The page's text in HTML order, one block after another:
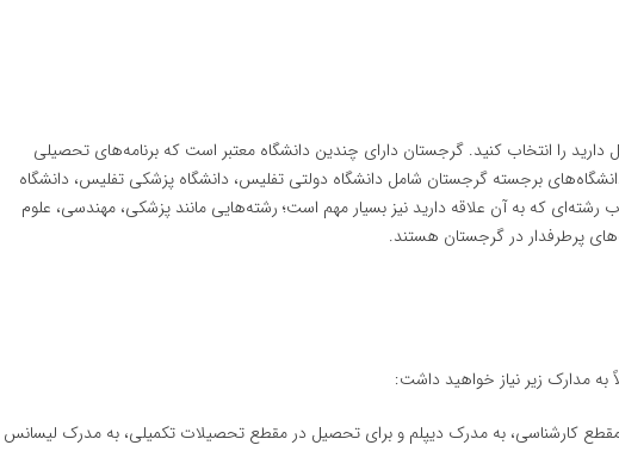
دارید را انتخاب کنید. گرجستان دارای چندین دانشگاه معتبر است که برنامه‌های تحصیلی
برجسته گرجستان شامل دانشگاه دولتی تفلیس، دانشگاه پزشکی تفلیس، دانشگاه
رشته‌ای که به آن علاقه دارید نیز بسیار مهم است؛ رشته‌هایی مانند پزشکی، مهندسی، علوم
پرطرفدار در گرجستان هستند.
مدارک زیر نیاز خواهید داشت:
کارشناسی، به مدرک دیپلم و برای تحصیل در مقطع تحصیلات تکمیلی، به مدرک لیسانس